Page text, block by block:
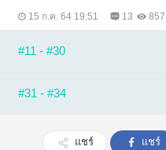
15 ก.ค. 64 19:51 13 857
#11 - #30
#31 - #34
แชร์ แชร์